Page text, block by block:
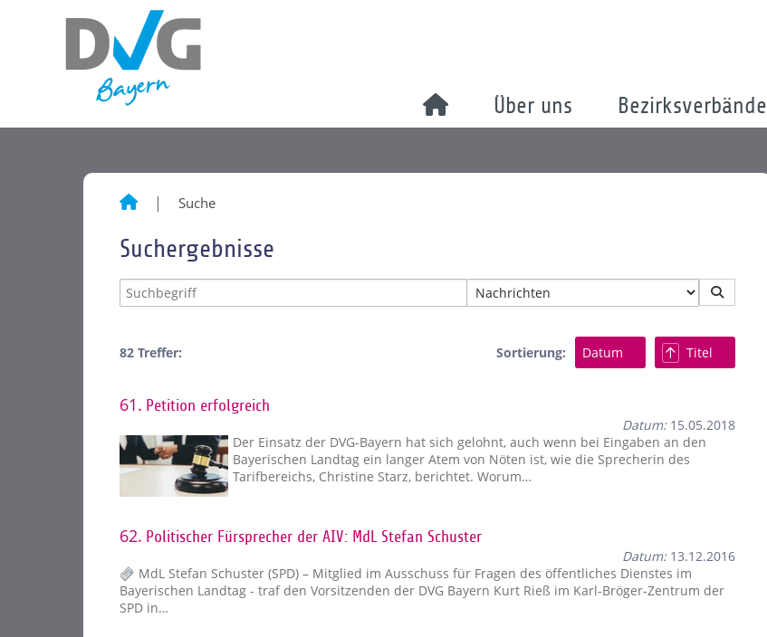
Über uns Bezirksverbände
Suche
Suchergebnisse
82 Treffer: Sortierung: Datum Titel
61. Petition erfolgreich
Datum:15.05.2018
Der Einsatz der DVG-Bayern hat sich gelohnt, auch wenn bei Eingaben an den
Bayerischen Landtag ein langer Atem von Nöten ist, wie die Sprecherin des
Tarifbereichs, Christine Starz, berichtet. Worum…
62. Politischer Fürsprecher der AIV: MdL Stefan Schuster
Datum:13.12.2016
MdL Stefan Schuster (SPD) – Mitglied im Ausschuss für Fragen des öffentliches Dienstes im
Bayerischen Landtag - traf den Vorsitzenden der DVG Bayern Kurt Rieß im Karl-Bröger-Zentrum der
SPD in…